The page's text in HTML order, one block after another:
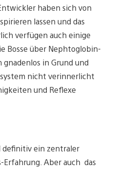
haben sich von
lassen und das
verfügen auch einige
Bosse über Nephtoglobin-
in Grund und
nicht verinnerlicht
und Reflexe
definitiv ein zentraler
Erfahrung. Aber auch das